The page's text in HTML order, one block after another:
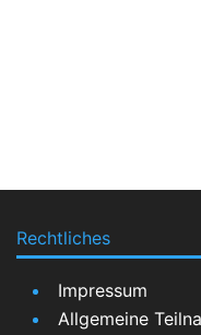
Rechtliches
Impressum
Allgemeine